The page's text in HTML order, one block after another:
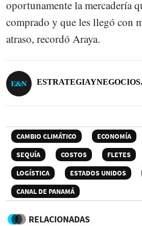
oportunamente la mercadería
comprado y que les llegó con
atraso, recordó Araya.
CAMBIO CLIMÁTICO ECONOMÍA
SEQUÍA
COSTOS FLETES
LOGÍSTICA
ESTADOS UNIDOS
CANAL DE PANAMÁ
RELACIONADAS